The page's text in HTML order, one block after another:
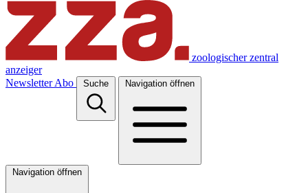
zoologischer zentral
anzeiger
Newsletter Abo Suche Navigation öffnen
Navigation öffnen